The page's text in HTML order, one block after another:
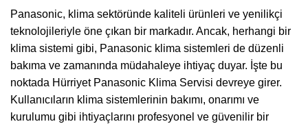
Panasonic, klima sektöründe kaliteli ürünleri ve yenilikçi
teknolojileriyle öne çıkan bir markadır. Ancak, herhangi bir
klima sistemi gibi, Panasonic klima sistemleri de düzenli
bakıma ve zamanında müdahaleye ihtiyaç duyar. İşte bu
noktada Hürriyet Panasonic Klima Servisi devreye girer.
Kullanıcıların klima sistemlerinin bakımı, onarımı ve
kurulumu gibi ihtiyaçlarını profesyonel ve güvenilir bir